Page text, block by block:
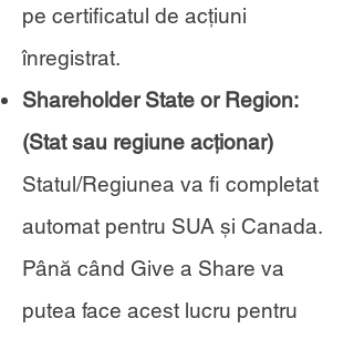
pe certificatul de acțiuni
înregistrat.
Shareholder State or Region:
(Stat sau regiune acționar)
Statul/Regiunea va fi completat
automat pentru SUA și Canada.
Până când Give a Share va
putea face acest lucru pentru